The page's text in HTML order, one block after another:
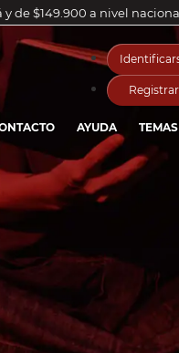
de $149.900 a nivel
Registrar
AYUDA TEMAS